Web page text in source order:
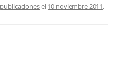
publicacionesel 10 noviembre 2011.